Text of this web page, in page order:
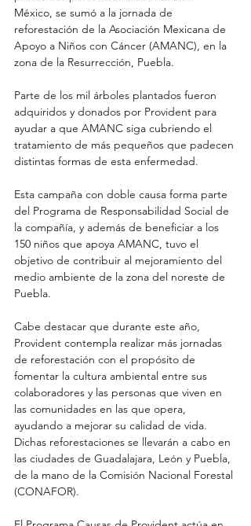
México, se sumó a la jornada de
reforestación de la Asociación Mexicana de
Apoyo a Niños con Cáncer (AMANC), en la
zona de la Resurrección, Puebla.
Parte de los mil árboles plantados fueron
adquiridos y donados por Provident para
ayudar a que AMANC siga cubriendo el
tratamiento de más pequeños que padecen
distintas formas de esta enfermedad.
Esta campaña con doble causa forma parte
del Programa de Responsabilidad Social de
la compañía, y además de beneficiar a los
150 niños que apoya AMANC, tuvo el
objetivo de contribuir al mejoramiento del
medio ambiente de la zona del noreste de
Puebla.
Cabe destacar que durante este año,
Provident contempla realizar más jornadas
de reforestación con el propósito de
fomentar la cultura ambiental entre sus
colaboradores y las personas que viven en
las comunidades en las que opera,
ayudando a mejorar su calidad de vida.
Dichas reforestaciones se llevarán a cabo en
las ciudades de Guadalajara, León y Puebla,
de la mano de la Comisión Nacional Forestal
(CONAFOR).